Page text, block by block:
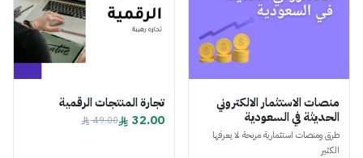
منصات الاستثمار الالكتروني
الحديثة في السعودية
طرق ومنصات استثمارية مربحة لا يعرفها
الكثير
تجارة المنتجات الرقمية
32.00
49.00